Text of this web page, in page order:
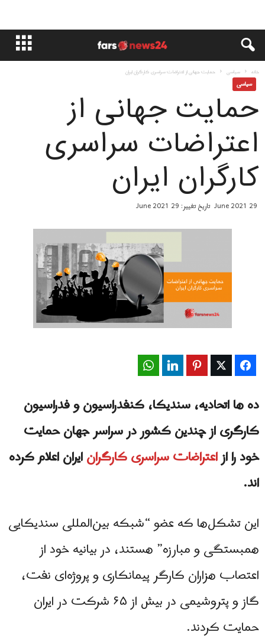
خانه سياسى حمایت جهانی از اعتراضات سراسری کارگران ایران
سياسى
حمایت جهانی از
اعتراضات سراسری
کارگران ایران
29 June 2021 تاریخ تغییر: 29 June 2021
Facebook
Twitter
Pinterest
LinkedIn
ده ها اتحادیه، سندیکا، کنفدراسیون و فدراسیون
کارگری از چندین کشور در سراسر جهان حمایت
خود را ازاعتراضات سراسری کارگرانایران اعلام کرده
اند.
این تشکل‌ها که عضو “شبکه بین‌المللی سندیکایی
همبستگی و مبارزه” هستند، در بیانیه خود از
اعتصاب هزاران کارگر پیمانکاری و پروژه‌ای نفت،
‌گاز و پتروشیمی در بیش از ۶۵ شرکت در ایران
حمایت کردند.